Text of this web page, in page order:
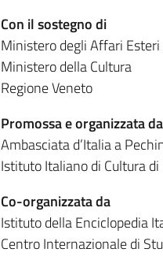
Con il sostegno di
Ministero degli Affari
Ministero della Cultura
Regione Veneto
Promossa e organizzata da
Ambasciata d’Italia a
Istituto Italiano di Cultura
Co-organizzata da
Istituto della Enciclopedia
Centro Internazionale di